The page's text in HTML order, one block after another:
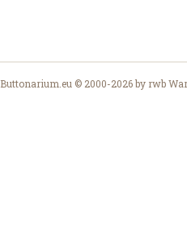
Buttonarium.eu © 2000-2026 by rwb